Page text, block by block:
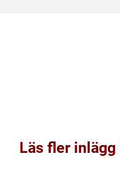
Läs fler inlägg